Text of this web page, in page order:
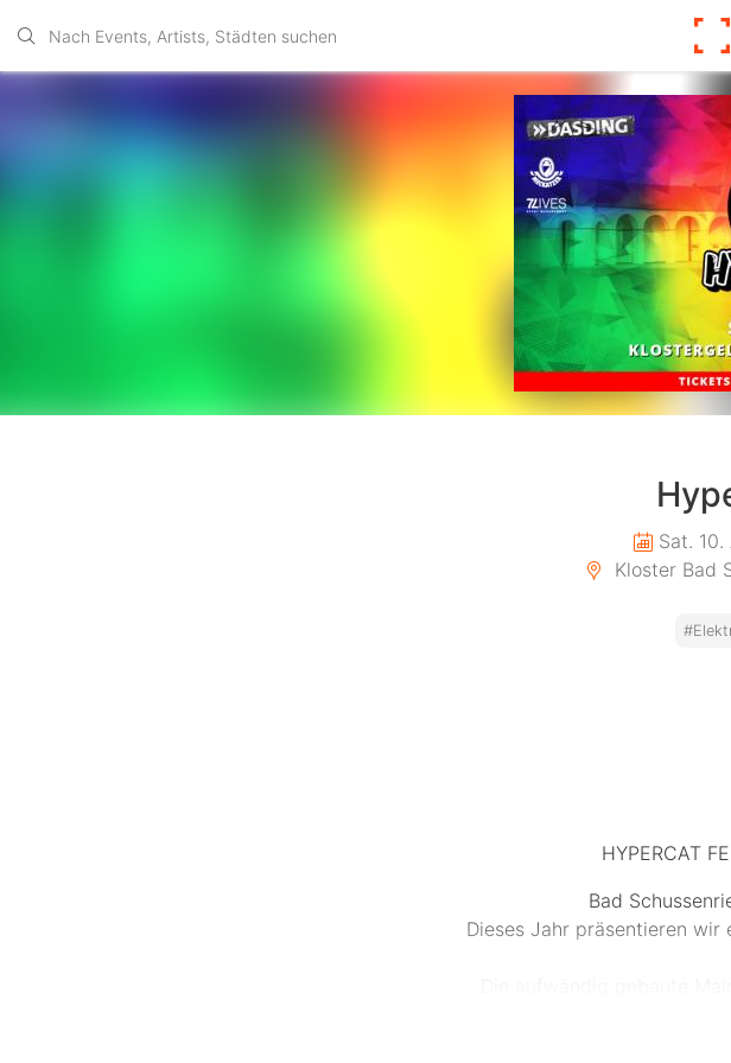
Sat.
Kloster Bad
HYPERCAT
Bad
Dieses Jahr präsentieren
Ebenfalls wird es eine